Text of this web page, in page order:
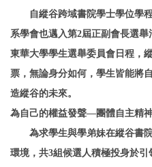
自縱谷跨域書院學士學位學程
系學會也邁入第2屆正副會長選
東華大學學生選舉委員會日程，
票，無論身分如何，學生皆能將
造縱谷的未來。
為自己的權益發聲—團體自主精
為求學生與學弟妹在縱谷書院
環境，共3組候選人積極投身於